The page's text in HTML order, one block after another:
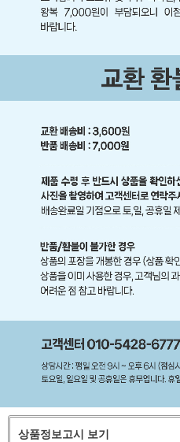
상품정보고시 보기